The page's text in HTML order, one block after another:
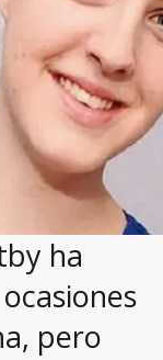
ha
pero